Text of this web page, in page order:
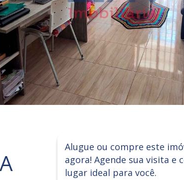
Alugue ou compre este
agora! Agende sua visita e
lugar ideal para você.